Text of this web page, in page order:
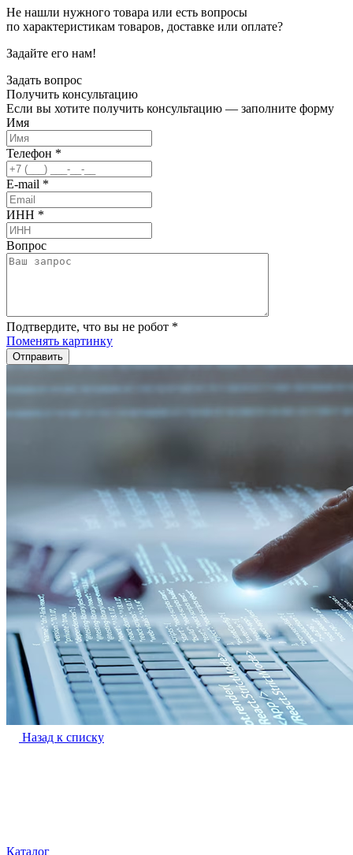
Не нашли нужного товара или есть вопросы
по характеристикам товаров, доставке или оплате?
Задайте его нам!
Задать вопрос
Получить консультацию
Если вы хотите получить консультацию — заполните форму
Имя
Телефон *
E-mail *
ИНН *
Вопрос
Подтвердите, что вы не робот *
Поменять картинку
Назад к списку
Каталог